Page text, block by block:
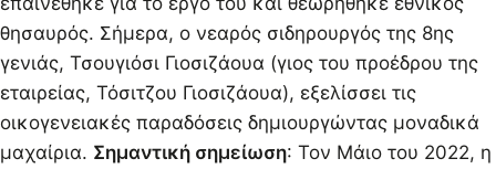
θησαυρός. Σήμερα, ο νεαρός σιδηρουργός της 8ης
γενιάς, Τσουγιόσι Γιοσιζάουα (γιος του προέδρου της
εταιρείας, Τόσιτζου Γιοσιζάουα), εξελίσσει τις
οικογενειακές παραδόσεις δημιουργώντας μοναδικά
μαχαίρια. Σημαντική σημείωση: Τον Μάιο του 2022, η